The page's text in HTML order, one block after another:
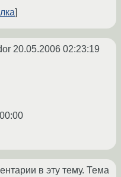
20.05.2006 02:23:19
в эту тему. Тема